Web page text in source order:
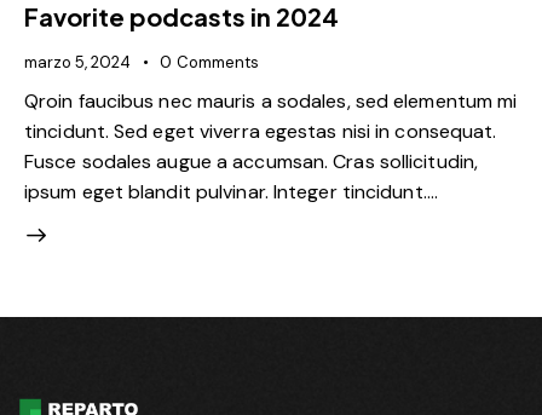
Favorite podcasts in 2024
marzo 5, 2024 0 Comments
Qroin faucibus nec mauris a sodales, sed elementum mi
tincidunt. Sed eget viverra egestas nisi in consequat.
Fusce sodales augue a accumsan. Cras sollicitudin,
ipsum eget blandit pulvinar. Integer tincidunt.…